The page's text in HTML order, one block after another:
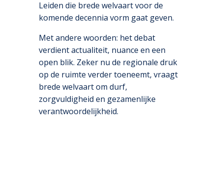
Leiden die brede welvaart voor de
komende decennia vorm gaat geven.
Met andere woorden: het debat
verdient actualiteit, nuance en een
open blik. Zeker nu de regionale druk
op de ruimte verder toeneemt, vraagt
brede welvaart om durf,
zorgvuldigheid en gezamenlijke
verantwoordelijkheid.